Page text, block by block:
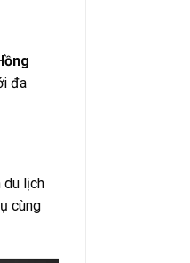
đa
du lịch
cùng